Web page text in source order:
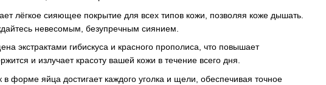
лёгкое сияющее покрытие для всех типов кожи, позволяя коже дышать.
невесомым, безупречным сиянием.
экстрактами гибискуса и красного прополиса, что повышает
и излучает красоту вашей кожи в течение всего дня.
форме яйца достигает каждого уголка и щели, обеспечивая точное